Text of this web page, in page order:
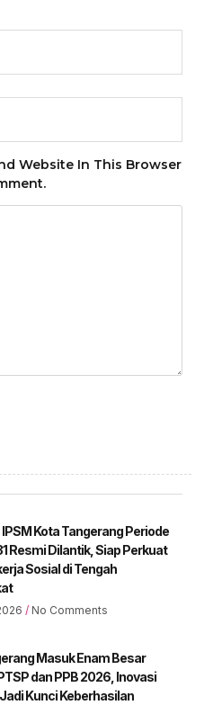
Website In This Browser
Kota Tangerang Periode
Resmi Dilantik, Siap Perkuat
Sosial di Tengah
No Comments
Masuk Enam Besar
dan PPB 2026, Inovasi
Kunci Keberhasilan